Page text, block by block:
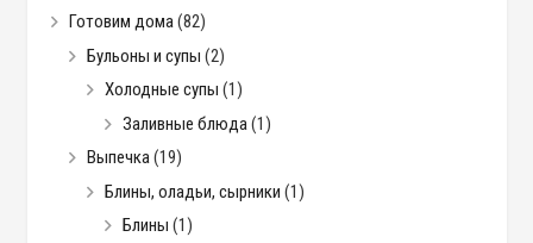
Готовим дома(82)
Бульоны и супы (2)
Холодные супы (1)
Заливные блюда(1)
Выпечка(19)
Блины, оладьи, сырники (1)
Блины (1)